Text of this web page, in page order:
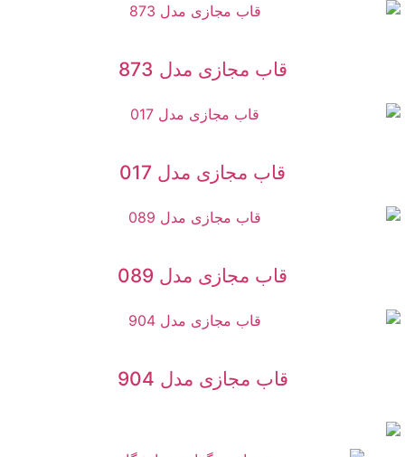
قاب مجازی مدل 873
قاب مجازی مدل 017
قاب مجازی مدل 089
قاب مجازی مدل 904